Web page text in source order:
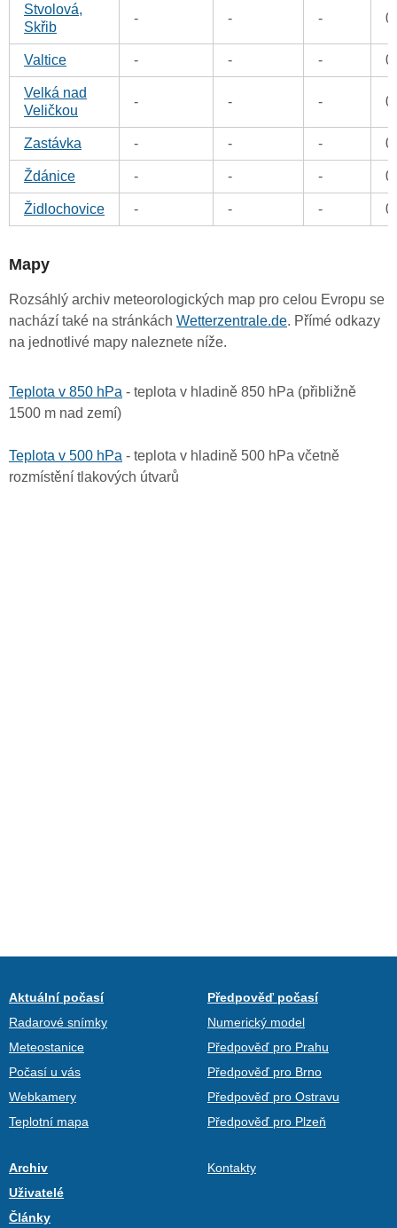
Stvolová,
Skřib
- - - 0
Valtice - - - 0
Velká nad
Veličkou
- - - 0
Zastávka - - - 0
Ždánice - - - 0
Židlochovice - - - 0
Mapy
Rozsáhlý archiv meteorologických map pro celou Evropu se
nachází také na stránkách Wetterzentrale.de. Přímé odkazy
na jednotlivé mapy naleznete níže.
Teplota v 850 hPa - teplota v hladině 850 hPa (přibližně
1500 m nad zemí)
Teplota v 500 hPa - teplota v hladině 500 hPa včetně
rozmístění tlakových útvarů
Aktuální počasí
Radarové snímky
Meteostanice
Počasí u vás
Webkamery
Teplotní mapa
Předpověď počasí
Numerický model
Předpověď pro Prahu
Předpověď pro Brno
Předpověď pro Ostravu
Předpověď pro Plzeň
Archiv
Uživatelé
Články
Kontakty